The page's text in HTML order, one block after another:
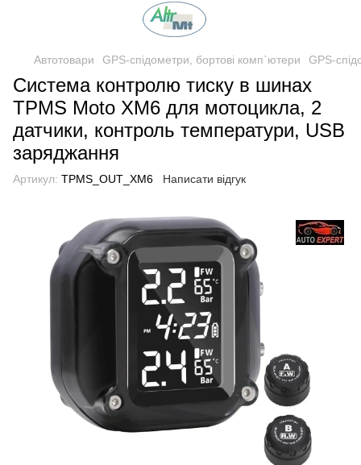
Автотовари GPS-спідометри, бортові комп`ютери GPS-
Система контролю тиску в шинах
TPMS Moto XM6 для мотоцикла, 2
датчики, контроль температури, USB
заряджання
Артикул: TPMS_OUT_XM6 Написати відгук